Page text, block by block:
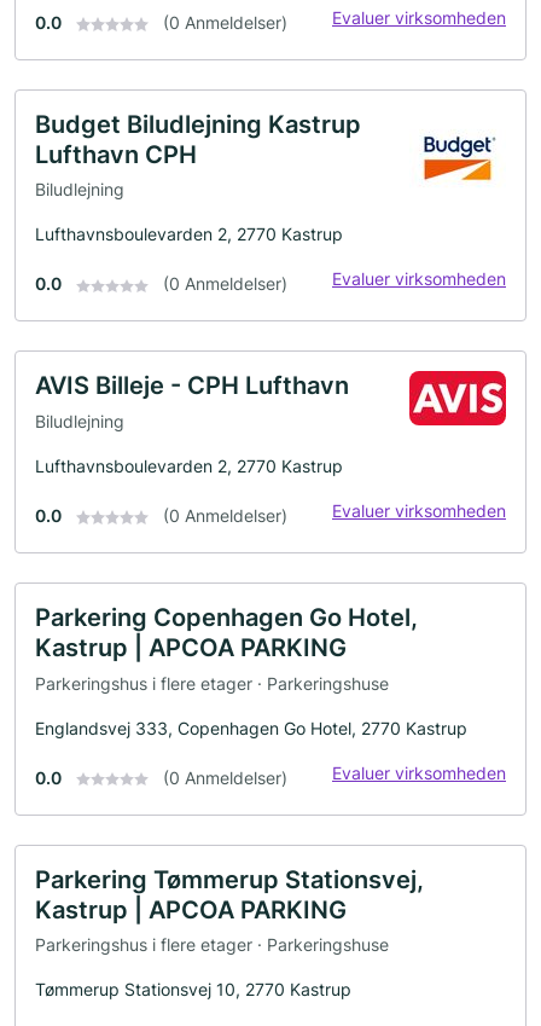
0.0 (0 Anmeldelser) Evaluer virksomheden
Budget Biludlejning Kastrup
Lufthavn CPH
Biludlejning
Lufthavnsboulevarden 2, 2770 Kastrup
0.0 (0 Anmeldelser) Evaluer virksomheden
AVIS Billeje - CPH Lufthavn
Biludlejning
Lufthavnsboulevarden 2, 2770 Kastrup
0.0 (0 Anmeldelser) Evaluer virksomheden
Parkering Copenhagen Go Hotel,
Kastrup | APCOA PARKING
Parkeringshus i flere etager · Parkeringshuse
Englandsvej 333, Copenhagen Go Hotel, 2770 Kastrup
0.0 (0 Anmeldelser) Evaluer virksomheden
Parkering Tømmerup Stationsvej,
Kastrup | APCOA PARKING
Parkeringshus i flere etager · Parkeringshuse
Tømmerup Stationsvej 10, 2770 Kastrup